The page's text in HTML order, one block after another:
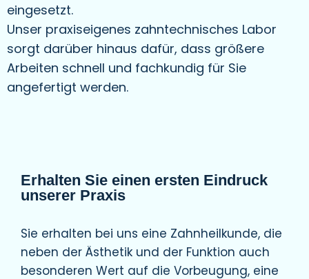
eingesetzt.
Unser praxiseigenes zahntechnisches Labor
sorgt darüber hinaus dafür, dass größere
Arbeiten schnell und fachkundig für Sie
angefertigt werden.
Erhalten Sie einen ersten Eindruck
unserer Praxis
Sie erhalten bei uns eine Zahnheilkunde, die
neben der Ästhetik und der Funktion auch
besonderen Wert auf die Vorbeugung, eine